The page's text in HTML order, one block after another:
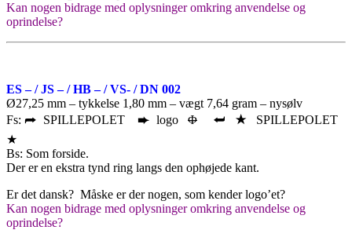
Kan nogen bidrage med oplysninger omkring anvendelse og
oprindelse?
ES – / JS – / HB – / VS- / DN 002
Ø27,25 mm – tykkelse 1,80 mm – vægt 7,64 gram – nysølv
Fs: ⮫ SPILLEPOLET ➨ logo Φ ⮨ ★ SPILLEPOLET
★
Bs: Som forside.
Der er en ekstra tynd ring langs den ophøjede kant.
Er det dansk? Måske er der nogen, som kender logo’et?
Kan nogen bidrage med oplysninger omkring anvendelse og
oprindelse?